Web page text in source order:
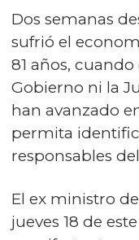
Dos semanas
sufrió el
81 años,
Gobierno ni la
han avanzado
permita
responsables
El ex ministro
jueves 18 de